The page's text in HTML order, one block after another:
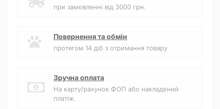
при замовленні від 3000 грн.
Повернення та обмін
протягом 14 діб з отримання товару
Зручна оплата
На карту/рахунок ФОП або накладений
платіж.